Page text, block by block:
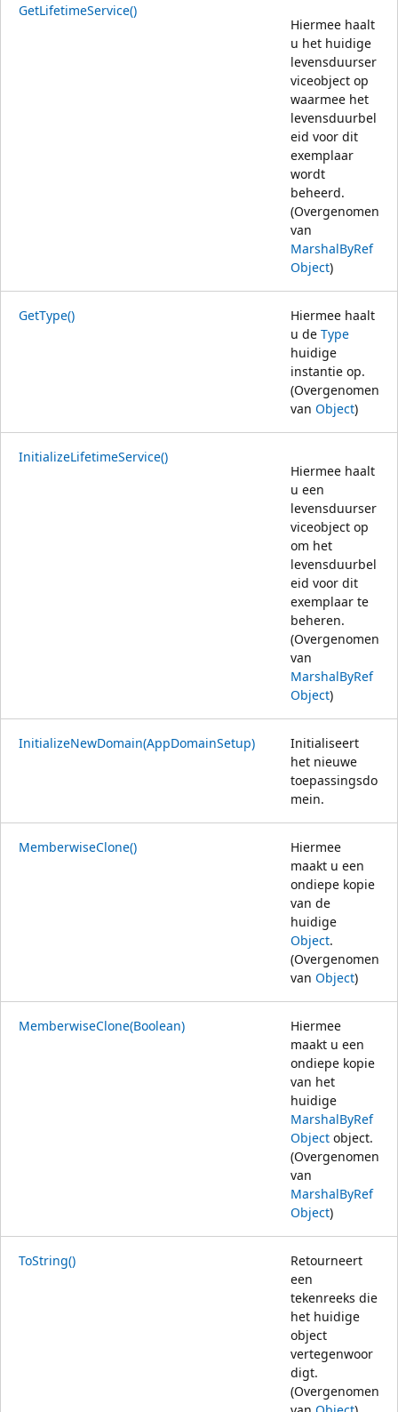
GetLifetimeService()
Hiermee haalt
u het huidige
levensduurser
viceobject op
waarmee het
levensduurbel
eid voor dit
exemplaar
wordt
beheerd.
(Overgenomen
van
MarshalByRef
Object)
GetType()
Hiermee haalt
u de Type
huidige
instantie op.
(Overgenomen
van Object)
InitializeLifetimeService()
Hiermee haalt
u een
levensduurser
viceobject op
om het
levensduurbel
eid voor dit
exemplaar te
beheren.
(Overgenomen
van
MarshalByRef
Object)
InitializeNewDomain(AppDomainSetup)
Initialiseert
het nieuwe
toepassingsdo
mein.
MemberwiseClone()
Hiermee
maakt u een
ondiepe kopie
van de
huidige
Object.
(Overgenomen
van Object)
MemberwiseClone(Boolean)
Hiermee
maakt u een
ondiepe kopie
van het
huidige
MarshalByRef
Object object.
(Overgenomen
van
MarshalByRef
Object)
ToString()
Retourneert
een
tekenreeks die
het huidige
object
vertegenwoor
digt.
(Overgenomen